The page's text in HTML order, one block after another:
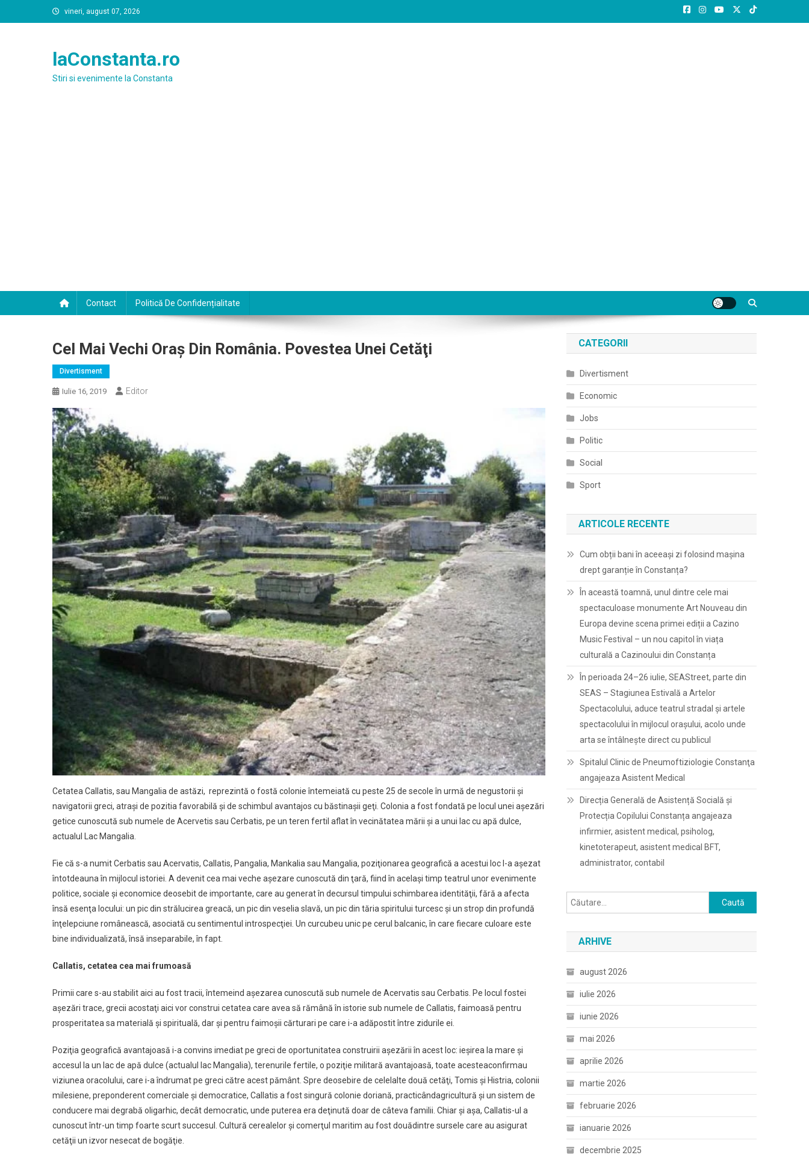
to
vineri, august 07, 2026
laConstanta.ro
Stiri si evenimente la Constanta
Contact Politică De Confidențialitate
Cel Mai Vechi Oraş Din România. Povestea Unei Cetăţi
Divertisment
Iulie 16, 2019 Editor
Cetatea Callatis, sau Mangalia de astăzi, reprezintă o fostă colonie întemeiată cu peste 25 de secole în urmă de negustorii şi
navigatorii greci, atraşi de pozitia favorabilă şi de schimbul avantajos cu băstinaşii geţi. Colonia a fost fondată pe locul unei aşezări
getice cunoscută sub numele de Acervetis sau Cerbatis, pe un teren fertil aflat în vecinătatea mării şi a unui lac cu apă dulce,
actualul Lac Mangalia.
Fie că s-a numit Cerbatis sau Acervatis, Callatis, Pangalia, Mankalia sau Mangalia, poziţionarea geografică a acestui loc l-a aşezat
întotdeauna în mijlocul istoriei. A devenit cea mai veche aşezare cunoscută din ţară, fiind în acelaşi timp teatrul unor evenimente
politice, sociale şi economice deosebit de importante, care au generat în decursul timpului schimbarea identităţii, fără a afecta
însă esenţa locului: un pic din strălucirea greacă, un pic din veselia slavă, un pic din tăria spiritului turcesc şi un strop din profundă
înţelepciune românească, asociată cu sentimentul introspecţiei. Un curcubeu unic pe cerul balcanic, în care fiecare culoare este
bine individualizată, însă inseparabile, în fapt.
Callatis, cetatea cea mai frumoasă
Primii care s-au stabilit aici au fost tracii, întemeind aşezarea cunoscută sub numele de Acervatis sau Cerbatis. Pe locul fostei
aşezări trace, grecii acostaţi aici vor construi cetatea care avea să rămână în istorie sub numele de Callatis, faimoasă pentru
prosperitatea sa materială şi spirituală, dar şi pentru faimoşii cărturari pe care i-a adăpostit între zidurile ei.
Poziţia geografică avantajoasă i-a convins imediat pe greci de oportunitatea construirii aşezării în acest loc: ieşirea la mare şi
accesul la un lac de apă dulce (actualul lac Mangalia), terenurile fertile, o poziţie militară avantajoasă, toate acesteaconfirmau
viziunea oracolului, care i-a îndrumat pe greci către acest pământ. Spre deosebire de celelalte două cetăţi, Tomis şi Histria, colonii
milesiene, preponderent comerciale şi democratice, Callatis a fost singură colonie doriană, practicândagricultură şi un sistem de
conducere mai degrabă oligarhic, decât democratic, unde puterea era deţinută doar de câteva familii. Chiar şi aşa, Callatis-ul a
cunoscut într-un timp foarte scurt succesul. Cultură cerealelor şi comerţul maritim au fost douădintre sursele care au asigurat
cetăţii un izvor nesecat de bogăţie.
CATEGORII
Divertisment
Economic
Jobs
Politic
Social
Sport
ARTICOLE RECENTE
Cum obții bani în aceeași zi folosind mașina
drept garanție în Constanța?
În această toamnă, unul dintre cele mai
spectaculoase monumente Art Nouveau din
Europa devine scena primei ediții a Cazino
Music Festival – un nou capitol în viața
culturală a Cazinoului din Constanța
În perioada 24–26 iulie, SEAStreet, parte din
SEAS – Stagiunea Estivală a Artelor
Spectacolului, aduce teatrul stradal și artele
spectacolului în mijlocul orașului, acolo unde
arta se întâlnește direct cu publicul
Spitalul Clinic de Pneumoftiziologie Constanţa
angajeaza Asistent Medical
Direcția Generală de Asistență Socială și
Protecția Copilului Constanța angajeaza
infirmier, asistent medical, psiholog,
kinetoterapeut, asistent medical BFT,
administrator, contabil
Caută
după:
ARHIVE
august 2026
iulie 2026
iunie 2026
mai 2026
aprilie 2026
martie 2026
februarie 2026
ianuarie 2026
decembrie 2025